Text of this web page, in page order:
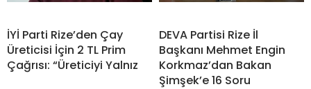
İYİ Parti Rize’den Çay
Üreticisi İçin 2 TL Prim
Çağrısı: “Üreticiyi Yalnız
DEVA Partisi Rize İl
Başkanı Mehmet Engin
Korkmaz’dan Bakan
Şimşek’e 16 Soru